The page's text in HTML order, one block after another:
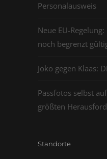
Personalausweis
Neue EU-
noch begrenzt
Joko gegen Klaas:
Passfotos selbst
größten
Standorte